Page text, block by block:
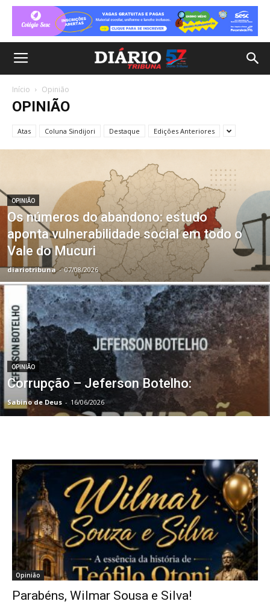
Início Opinião
OPINIÃO
Atas Coluna Sindijori Destaque Edições Anteriores
OPINIÃO
Os números do abandono: estudo
aponta vulnerabilidade social em todo o
Vale do Mucuri
diariotribuna - 07/08/2026
OPINIÃO
Corrupção – Jeferson Botelho:
Sabino de Deus - 16/06/2026
Opinião
Parabéns, Wilmar Sousa e Silva!